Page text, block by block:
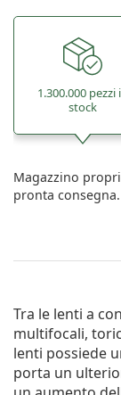
1.300.000 pezzi
stock
Magazzino
pronta consegna.
Tra le lenti a
multifocali,
lenti possiede
porta un